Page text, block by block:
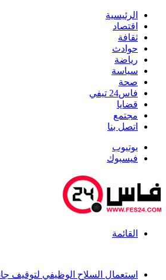
الرئيسية
اقتصاد
ثقافة
حوادث
رياضة
سياسة
صحة
فاس24 تيفي
قضايا
مجتمع
اتصل بنا
يوتيوب
فيسبوك
القائمة
استعمال السلاح الوظيفي لتوقيف